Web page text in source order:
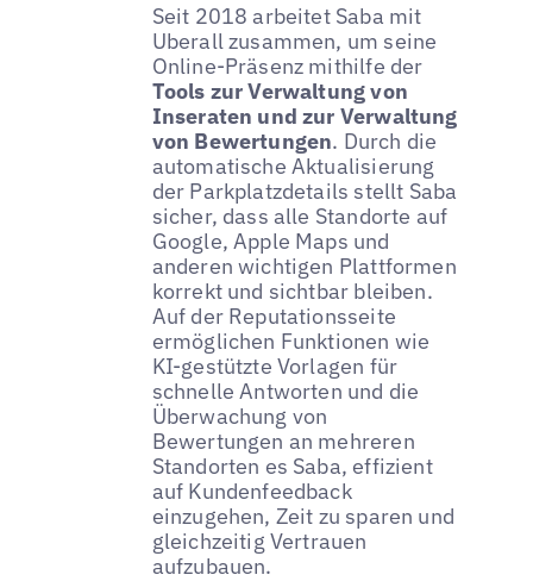
Seit 2018 arbeitet Saba mit
Uberall zusammen, um seine
Online-Präsenz mithilfe der
Tools zur Verwaltung von
Inseraten und zur Verwaltung
von Bewertungen. Durch die
automatische Aktualisierung
der Parkplatzdetails stellt Saba
sicher, dass alle Standorte auf
Google, Apple Maps und
anderen wichtigen Plattformen
korrekt und sichtbar bleiben.
Auf der Reputationsseite
ermöglichen Funktionen wie
KI-gestützte Vorlagen für
schnelle Antworten und die
Überwachung von
Bewertungen an mehreren
Standorten es Saba, effizient
auf Kundenfeedback
einzugehen, Zeit zu sparen und
gleichzeitig Vertrauen
aufzubauen.